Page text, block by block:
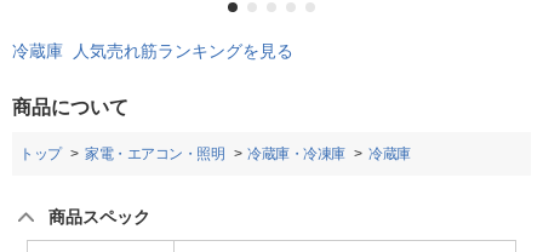
冷蔵庫 人気売れ筋ランキングを見る
商品について
トップ 家電・エアコン・照明 冷蔵庫・冷凍庫 冷蔵庫
商品スペック